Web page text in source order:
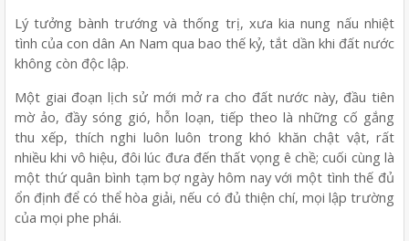
Lý tưởng bành trướng và thống trị, xưa kia nung nấu nhiệt
tình của con dân An Nam qua bao thế kỷ, tắt dần khi đất nước
không còn độc lập.
Một giai đoạn lịch sử mới mở ra cho đất nước này, đầu tiên
mờ ảo, đầy sóng gió, hỗn loạn, tiếp theo là những cố gắng
thu xếp, thích nghi luôn luôn trong khó khăn chật vật, rất
nhiều khi vô hiệu, đôi lúc đưa đến thất vọng ê chề; cuối cùng là
một thứ quân bình tạm bợ ngày hôm nay với một tình thế đủ
ổn định để có thể hòa giải, nếu có đủ thiện chí, mọi lập trường
của mọi phe phái.